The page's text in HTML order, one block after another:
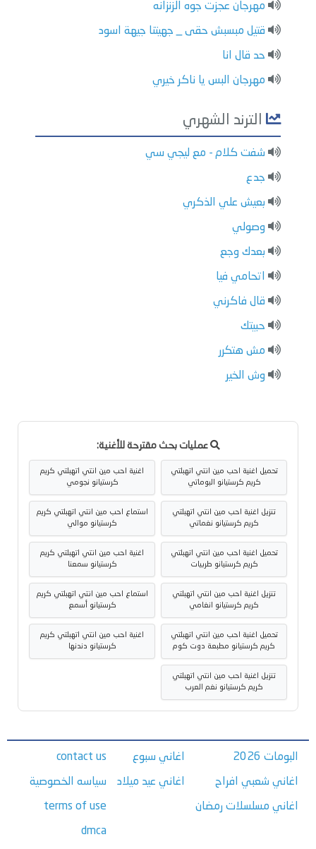
مهرجان عجزت جوه الزنزانه
قتيل مبسبش حقى _ جهيتنا جيهة اسود
حد قال انا
مهرجان البس يا ناكر خيري
الترند الشهري
شفت كلام - مع ليجي سي
جدع
بعيش علي الذكري
وصولي
بعدك وجع
اتحامي فيا
قال فاكرني
حبيتك
مش هتكرر
وش الخير
عمليات بحث مقترحة للأغنية:
تحميل اغنية احب مين انتي اتهبلتي
كريم كرستيانو البوماتي
اغنية احب مين انتي اتهبلتي كريم
كرستيانو نجومي
تنزيل اغنية احب مين انتي اتهبلتي
كريم كرستيانو نغماتي
استماع احب مين انتي اتهبلتي كريم
كرستيانو موالي
تحميل اغنية احب مين انتي اتهبلتي
كريم كرستيانو طربيات
اغنية احب مين انتي اتهبلتي كريم
كرستيانو سمعنا
تنزيل اغنية احب مين انتي اتهبلتي
كريم كرستيانو انغامي
استماع احب مين انتي اتهبلتي كريم
كرستيانو أسمع
تحميل اغنية احب مين انتي اتهبلتي
كريم كرستيانو مطبعة دوت كوم
اغنية احب مين انتي اتهبلتي كريم
كرستيانو دندنها
تنزيل اغنية احب مين انتي اتهبلتي
كريم كرستيانو نغم العرب
البومات 2026
اغاني شعبي افراح
اغاني مسلسلات رمضان
اغاني سبوع
اغاني عيد ميلاد
contact us
سياسه الخصوصية
terms of use
dmca